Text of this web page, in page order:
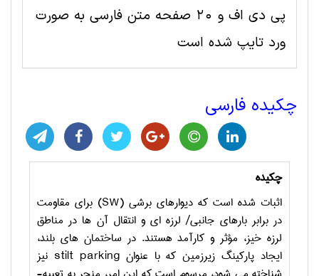
پی دی اف و 20 صفحه متن فارسی به صورت
ورد تایپ شده است
چکیده فارسی
چکیده
اثبات شده است که دیوارهای برشی (SW) برای مقاومت
در برابر بارهای جانبی/ لرزه ­ای و انتقال آن ها در مناطق
لرزه ­خیز، مؤثر و کارآمد هستند. در ساختمان­ های بلند،
ایجاد پارکینگ زیرزمین که با عنوانstilt parking ­ نیز